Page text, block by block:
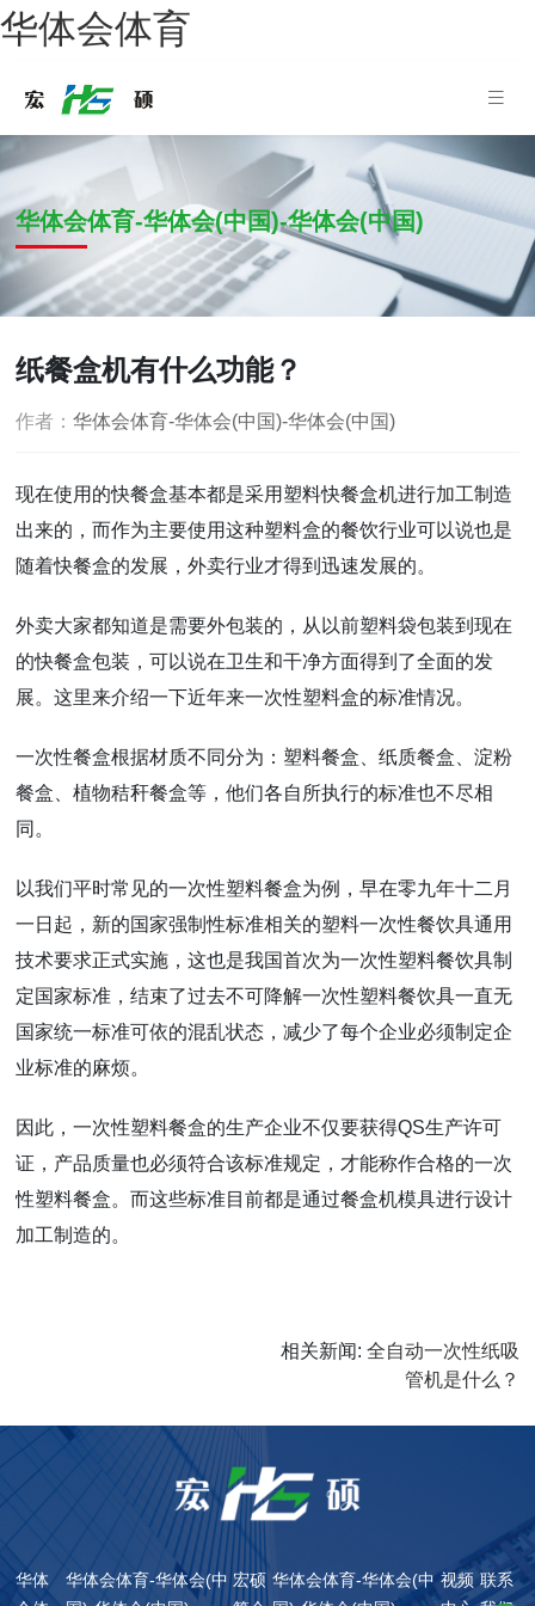
华体会体育
华体会体育-华体会(中国)-华体会(中国)
纸餐盒机有什么功能？
作者：华体会体育-华体会(中国)-华体会(中国)
现在使用的快餐盒基本都是采用塑料快餐盒机进行加工制造
出来的，而作为主要使用这种塑料盒的餐饮行业可以说也是
随着快餐盒的发展，外卖行业才得到迅速发展的。
外卖大家都知道是需要外包装的，从以前塑料袋包装到现在
的快餐盒包装，可以说在卫生和干净方面得到了全面的发
展。这里来介绍一下近年来一次性塑料盒的标准情况。
一次性餐盒根据材质不同分为：塑料餐盒、纸质餐盒、淀粉
餐盒、植物秸秆餐盒等，他们各自所执行的标准也不尽相
同。
以我们平时常见的一次性塑料餐盒为例，早在零九年十二月
一日起，新的国家强制性标准相关的塑料一次性餐饮具通用
技术要求正式实施，这也是我国首次为一次性塑料餐饮具制
定国家标准，结束了过去不可降解一次性塑料餐饮具一直无
国家统一标准可依的混乱状态，减少了每个企业必须制定企
业标准的麻烦。
因此，一次性塑料餐盒的生产企业不仅要获得QS生产许可
证，产品质量也必须符合该标准规定，才能称作合格的一次
性塑料餐盒。而这些标准目前都是通过餐盒机模具进行设计
加工制造的。
相关新闻: 全自动一次性纸吸
管机是什么？
华体
华体会体育-华体会(中 宏硕 华体会体育-华体会(中 视频 联系